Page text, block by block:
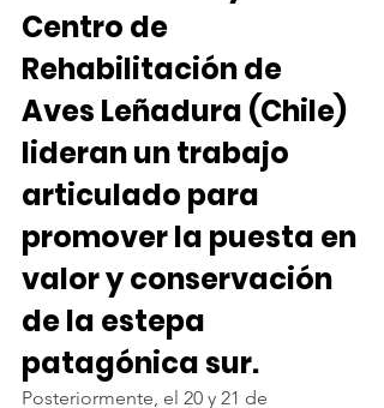
Centro de
Rehabilitación de
Aves Leñadura (Chile)
lideran un trabajo
articulado para
promover la puesta en
valor y conservación
de la estepa
patagónica sur.
Posteriormente, el 20 y 21 de